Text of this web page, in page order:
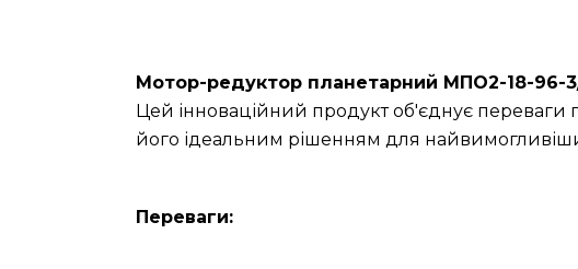
Мотор-редуктор планетарний МПО2-18-96-
Цей інноваційний продукт об'єднує переваги
його ідеальним рішенням для
Переваги: